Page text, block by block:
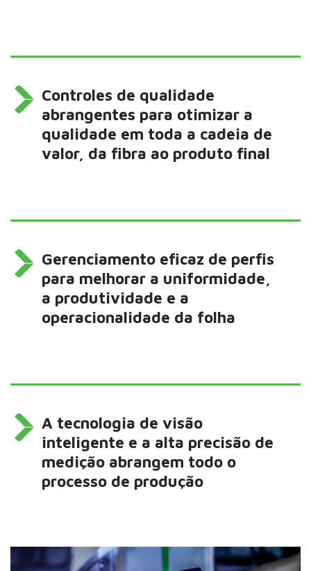
Controles de qualidade
abrangentes para otimizar a
qualidade em toda a cadeia de
valor, da fibra ao produto final
Gerenciamento eficaz de perfis
para melhorar a uniformidade,
a produtividade e a
operacionalidade da folha
A tecnologia de visão
inteligente e a alta precisão de
medição abrangem todo o
processo de produção